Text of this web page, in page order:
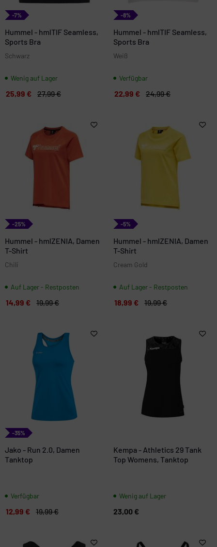
-7%
Hummel - hmlTIF Seamless,
Sports Bra
Schwarz
Wenig auf Lager
25,99 € 27,99 €
-8%
Hummel - hmlTIF Seamless,
Sports Bra
Weiß
Verfügbar
22,99 € 24,99 €
-25%
Hummel - hmlZENIA, Damen
T-Shirt
Chili
Auf Lager - Restposten
14,99 € 19,99 €
-5%
Hummel - hmlZENIA, Damen
T-Shirt
Cream Gold
Auf Lager - Restposten
18,99 € 19,99 €
-35%
Jako - Run 2.0, Damen
Tanktop
Verfügbar
12,99 € 19,99 €
Kempa - Athletics 29 Tank
Top Womens, Tanktop
Wenig auf Lager
23,00 €